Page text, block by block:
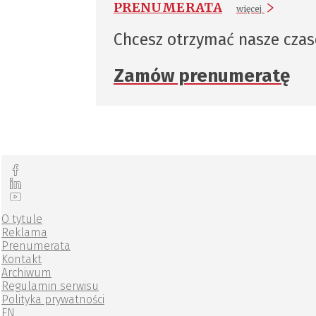
PRENUMERATA więcej
Chcesz otrzymać nasze
Zamów prenumeratę
O tytule
Reklama
Prenumerata
Kontakt
Archiwum
Regulamin serwisu
Polityka prywatności
EN